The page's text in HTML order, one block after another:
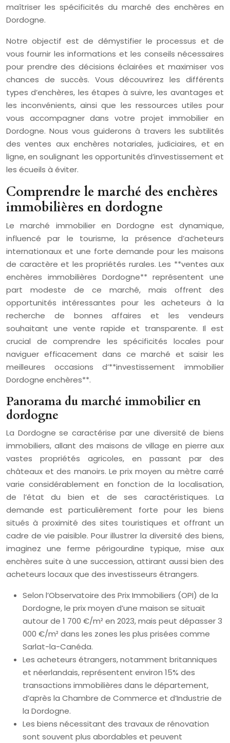
maîtriser les spécificités du marché des enchères en
Dordogne.
Notre objectif est de démystifier le processus et de
vous fournir les informations et les conseils nécessaires
pour prendre des décisions éclairées et maximiser vos
chances de succès. Vous découvrirez les différents
types d’enchères, les étapes à suivre, les avantages et
les inconvénients, ainsi que les ressources utiles pour
vous accompagner dans votre projet immobilier en
Dordogne. Nous vous guiderons à travers les subtilités
des ventes aux enchères notariales, judiciaires, et en
ligne, en soulignant les opportunités d’investissement et
les écueils à éviter.
Comprendre le marché des enchères
immobilières en dordogne
Le marché immobilier en Dordogne est dynamique,
influencé par le tourisme, la présence d’acheteurs
internationaux et une forte demande pour les maisons
de caractère et les propriétés rurales. Les **ventes aux
enchères immobilières Dordogne** représentent une
part modeste de ce marché, mais offrent des
opportunités intéressantes pour les acheteurs à la
recherche de bonnes affaires et les vendeurs
souhaitant une vente rapide et transparente. Il est
crucial de comprendre les spécificités locales pour
naviguer efficacement dans ce marché et saisir les
meilleures occasions d’**investissement immobilier
Dordogne enchères**.
Panorama du marché immobilier en
dordogne
La Dordogne se caractérise par une diversité de biens
immobiliers, allant des maisons de village en pierre aux
vastes propriétés agricoles, en passant par des
châteaux et des manoirs. Le prix moyen au mètre carré
varie considérablement en fonction de la localisation,
de l’état du bien et de ses caractéristiques. La
demande est particulièrement forte pour les biens
situés à proximité des sites touristiques et offrant un
cadre de vie paisible. Pour illustrer la diversité des biens,
imaginez une ferme périgourdine typique, mise aux
enchères suite à une succession, attirant aussi bien des
acheteurs locaux que des investisseurs étrangers.
Selon l’Observatoire des Prix Immobiliers (OPI) de la
Dordogne, le prix moyen d’une maison se situait
autour de 1 700 €/m² en 2023, mais peut dépasser 3
000 €/m² dans les zones les plus prisées comme
Sarlat-la-Canéda.
Les acheteurs étrangers, notamment britanniques
et néerlandais, représentent environ 15% des
transactions immobilières dans le département,
d’après la Chambre de Commerce et d’Industrie de
la Dordogne.
Les biens nécessitant des travaux de rénovation
sont souvent plus abordables et peuvent